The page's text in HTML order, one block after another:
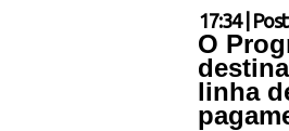
17:34|
O
linha